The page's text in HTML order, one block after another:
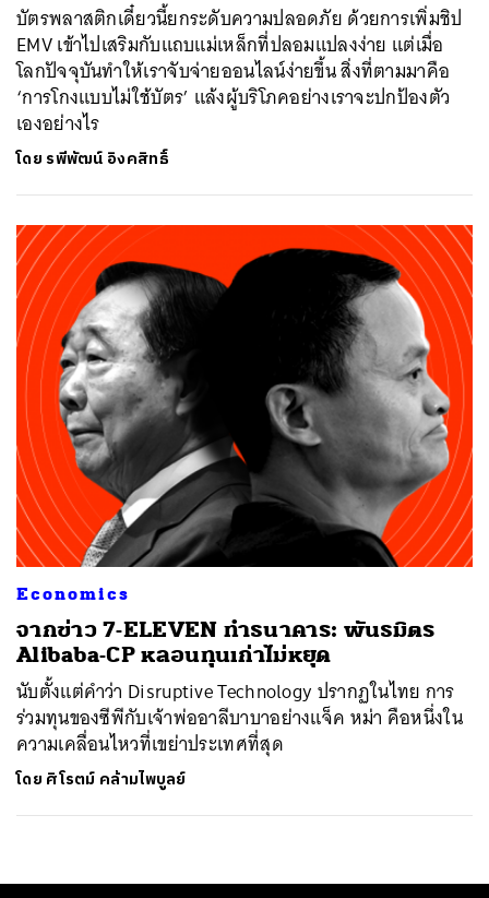
บัตรพลาสติกเดี๋ยวนี้ยกระดับความปลอดภัย ด้วยการเพิ่มชิป
EMV เข้าไปเสริมกับแถบแม่เหล็กที่ปลอมแปลงง่าย แต่เมื่อ
โลกปัจจุบันทำให้เราจับจ่ายออนไลน์ง่ายขึ้น สิ่งที่ตามมาคือ
‘การโกงแบบไม่ใช้บัตร’ แล้งผู้บริโภคอย่างเราจะปกป้องตัว
เองอย่างไร
โดย รพีพัฒน์ อิงคสิทธิ์
Economics
จากข่าว 7-ELEVEN ทำธนาคาร: พันธมิตร
Alibaba-CP หลอนทุนเก่าไม่หยุด
นับตั้งแต่คำว่า Disruptive Technology ปรากฏในไทย การ
ร่วมทุนของซีพีกับเจ้าพ่ออาลีบาบาอย่างแจ็ค หม่า คือหนึ่งใน
ความเคลื่อนไหวที่เขย่าประเทศที่สุด
โดย ศิโรตม์ คล้ามไพบูลย์